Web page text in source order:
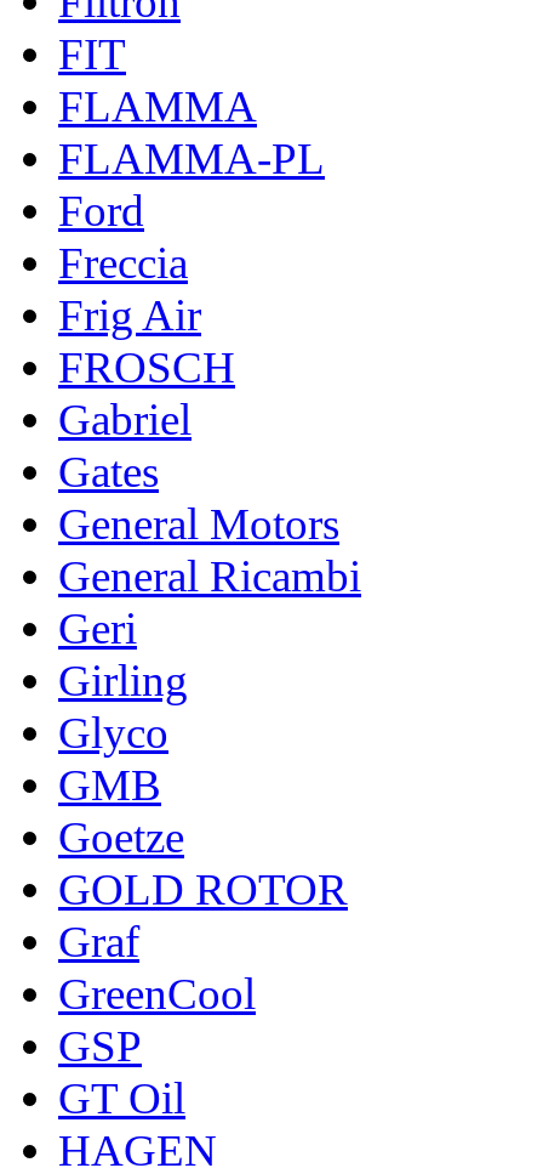
FIT
FLAMMA
FLAMMA-PL
Ford
Freccia
Frig Air
FROSCH
Gabriel
Gates
General Motors
General Ricambi
Geri
Girling
Glyco
GMB
Goetze
GOLD ROTOR
Graf
GreenCool
GSP
GT Oil
HAGEN